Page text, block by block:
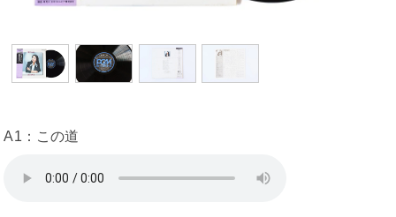
A1：この道